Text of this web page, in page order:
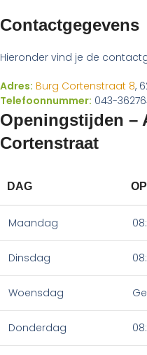
Contactgegevens
Hieronder vind je de
Adres: Burg Cortenstraat 8,
Telefoonnummer: 043-
Openingstijden –
Cortenstraat
DAG
Maandag
Dinsdag
Woensdag
Donderdag